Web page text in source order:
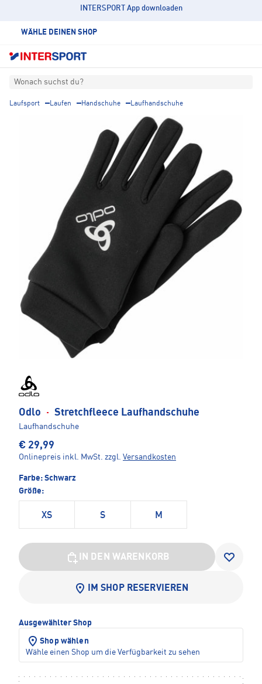
INTERSPORT App downloaden
WÄHLE DEINEN SHOP
Wonach suchst du?
Laufsport Laufen Handschuhe Laufhandschuhe
Odlo · Stretchfleece Laufhandschuhe
Laufhandschuhe
€ 29,99
Onlinepreis inkl. MwSt. zzgl. Versandkosten
Farbe: Schwarz
Größe:
XS S M
IN DEN WARENKORB
IM SHOP RESERVIEREN
Ausgewählter Shop
Shop wählen
Wähle einen Shop um die Verfügbarkeit zu sehen